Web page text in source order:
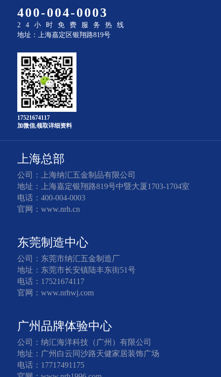
400-004-0003
24小时免费服务热线
地址：上海嘉定区银翔路819号
17521674117
加微信,领取详细资料
上海总部
公司：上海纳汇五金制品有限公司
地址：上海嘉定银翔路819号中暨大厦1703-1704室
电话：400-004-0003
官网：www.nrh.cn
东莞制造中心
公司：东莞市纳汇五金制造厂
地址：东莞市长安镇陆丰东街51号
电话：17521674117
官网：www.nrhwj.com
广州品牌体验中心
公司：纳汇海洋科技（广州）有限公司
地址：广州白云同沙路天健家居装饰广场
电话：17717491175